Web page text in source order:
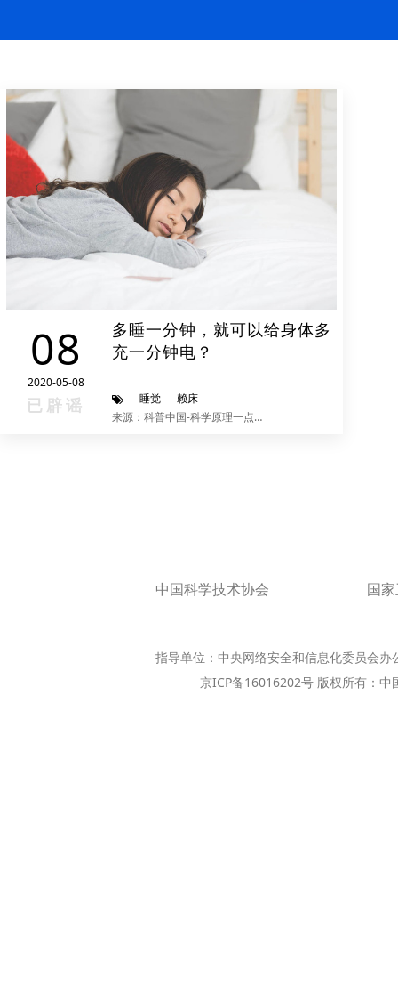
08
2020-05-08
已辟谣
多睡一分钟，就可以给身体多
充一分钟电？
睡觉
赖床
来源：科普中国-科学原理一点通
中国科学技术协会 国
指导单位：中央网络安全和信息化委员会
京ICP备16016202号 版权所有：